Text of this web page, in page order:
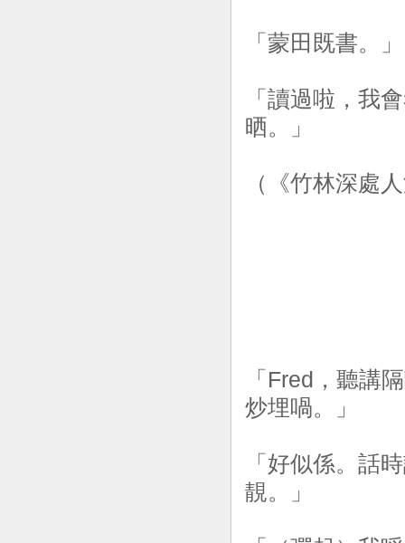
「蒙田既書。」
「讀過啦，我
晒。」
（《竹林深處
「Fred，聽講
炒埋喎。」
「好似係。話
靚。」